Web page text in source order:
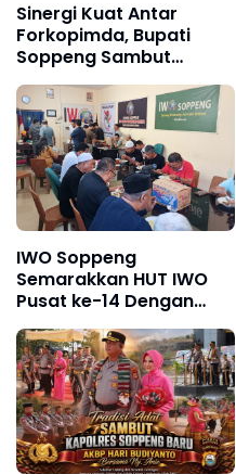
Sinergi Kuat Antar
Forkopimda, Bupati
Soppeng Sambut
Kunjungan Silaturahmi
Kapolres Baru
IWO Soppeng
Semarakkan HUT IWO
Pusat ke-14 Dengan
Kalangan